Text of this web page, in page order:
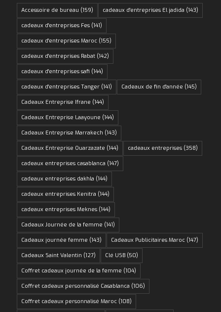
Accessoire de bureau (159) cadeaux d'entreprises El jadida (143)
cadeaux d'entreprises Fes(141)
cadeaux d'entreprises Maroc(155)
cadeaux d'entreprises Rabat(142)
cadeaux d'entreprises safi (144)
cadeaux d'entreprises Tanger(141) Cadeaux de fin d'année (145)
Cadeaux Entreprise Ifrane (144)
Cadeaux Entreprise Laayoune (144)
Cadeaux Entreprise Marrakech (143)
Cadeaux Entreprise Ouarzazate (144) cadeaux entreprises(358)
cadeaux entreprises casablanca (147)
cadeaux entreprises dakhla (144)
cadeaux entreprises Kenitra (144)
cadeaux entreprises Meknes(144)
Cadeaux Journée de la femme (141)
Cadeaux journée femme (143) Cadeaux Publicitaires Maroc(147)
Cadeaux Saint Valentin (127) Clé USB(50)
Coffret cadeaux journée de la femme (104)
Coffret cadeaux personnalisé Casablanca (106)
Coffret cadeaux personnalisé Maroc(108)